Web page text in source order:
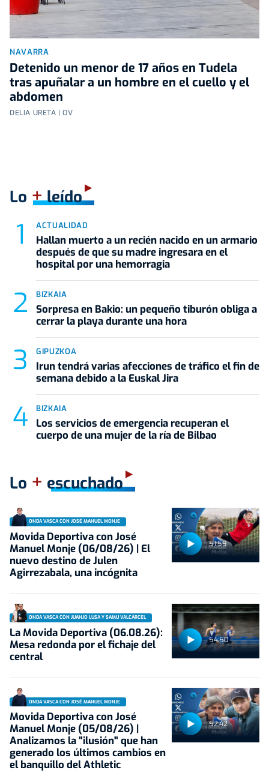
NAVARRA
Detenido un menor de 17 años en Tudela
tras apuñalar a un hombre en el cuello y el
abdomen
DELIA URETA | OV
Lo +leído
ACTUALIDAD
Hallan muerto a un recién nacido en un armario
después de que su madre ingresara en el
hospital por una hemorragia
BIZKAIA
Sorpresa en Bakio: un pequeño tiburón obliga a
cerrar la playa durante una hora
GIPUZKOA
Irun tendrá varias afecciones de tráfico el fin de
semana debido a la Euskal Jira
BIZKAIA
Los servicios de emergencia recuperan el
cuerpo de una mujer de la ría de Bilbao
Lo + escuchado
51:59
ONDA VASCA CON JOSÉ MANUEL MONJE
Movida Deportiva con José
Manuel Monje (06/08/26) | El
nuevo destino de Julen
Agirrezabala, una incógnita
54:50
ONDA VASCA CON JUANJO LUSA Y SAMU VALCÁRCEL
La Movida Deportiva (06.08.26):
Mesa redonda por el fichaje del
central
52:42
ONDA VASCA CON JOSÉ MANUEL MONJE
Movida Deportiva con José
Manuel Monje (05/08/26) |
Analizamos la "ilusión" que han
generado los últimos cambios en
el banquillo del Athletic